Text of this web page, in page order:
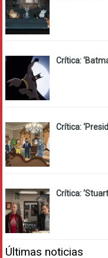
Crítica:
Crítica:
Crítica:
Últimas noticias